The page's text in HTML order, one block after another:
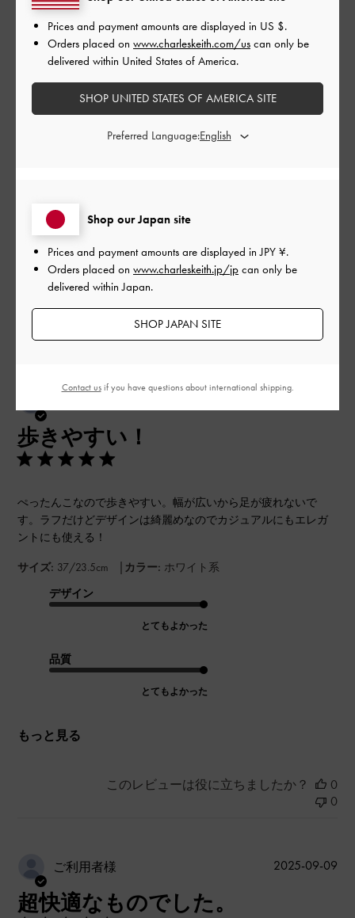
足にフィットして歩きやすいしかわいいし最高、夏にたくさん
35/22.5cm |カラー: ベージュ系
とてもよかった
もっと見る
このレビューは役に立ちましたか？
歩きやすい！
ぺったんこなので歩きやすい。幅が広いから足が疲れないで
す。ラフだけどデザインは綺麗めなのでカジュアルにもエレガ
ントにも使える！
サイズ: 37/23.5cm | カラー: ホワイト系
デザイン
とてもよかった
品質
とてもよかった
もっと見る
このレビューは役に立ちましたか？
0
0
ご利用者様
超快適なものでした。
公
2025-09-09
Shop our Japan site
Prices and payment amounts are displayed inJPY ¥.
Orders placed on www.charleskeith.jp/jp can only be
delivered within Japan.
SHOP JAPAN SITE
Prices and payment amounts are displayed in US $.
Orders placed on www.charleskeith.com/us can only be
delivered within United States of America.
SHOP UNITED STATES OF AMERICA SITE
Preferred Language:
Contact usif you have questions about international shipping.